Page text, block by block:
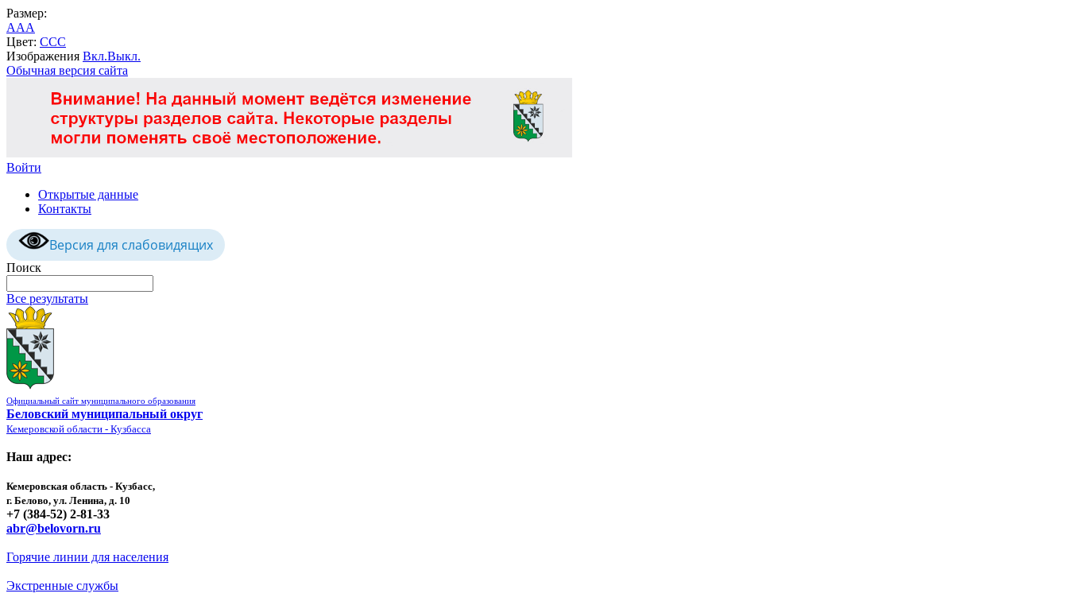
Размер:
AAA
Цвет: CCC
Изображения Вкл.Выкл.
Обычная версия сайта
Войти
Открытые данные
Контакты
Версия для слабовидящих
Поиск
Все результаты
Официальный сайт муниципального образования
Беловский муниципальный округ
Кемеровской области - Кузбасса
Наш адрес:
Кемеровская область - Кузбасс,
г. Белово, ул. Ленина, д. 10
+7 (384-52) 2-81-33
abr@belovorn.ru
Горячие линии для населения
Экстренные службы